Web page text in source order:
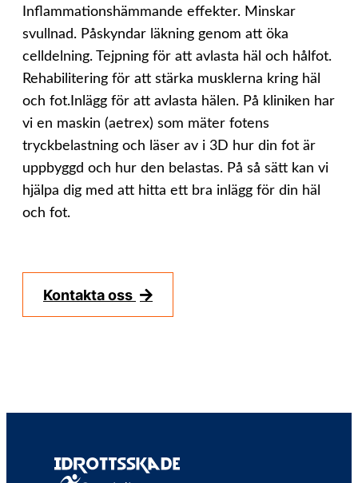
Inflammationshämmande effekter. Minskar
svullnad. Påskyndar läkning genom att öka
celldelning. Tejpning för att avlasta häl och hålfot.
Rehabilitering för att stärka musklerna kring häl
och fot.Inlägg för att avlasta hälen. På kliniken har
vi en maskin (aetrex) som mäter fotens
tryckbelastning och läser av i 3D hur din fot är
uppbyggd och hur den belastas. På så sätt kan vi
hjälpa dig med att hitta ett bra inlägg för din häl
och fot.
Kontakta oss